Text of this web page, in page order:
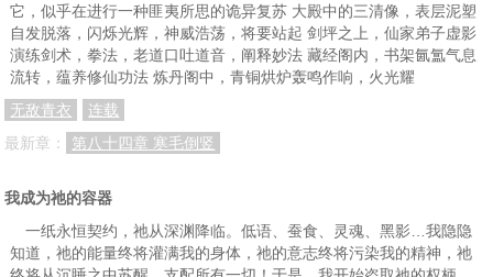
它，似乎在进行一种匪夷所思的诡异复苏 大殿中的三清像，表层泥塑
自发脱落，闪烁光辉，神威浩荡，将要站起 剑坪之上，仙家弟子虚影
演练剑术，拳法，老道口吐道音，阐释妙法 藏经阁内，书架氤氲气息
流转，蕴养修仙功法 炼丹阁中，青铜烘炉轰鸣作响，火光耀
无敌青衣
连载
最新章：
第八十四章 寒毛倒竖
我成为祂的容器
一纸永恒契约，祂从深渊降临。低语、蚕食、灵魂、黑影…我隐隐
知道，祂的能量终将灌满我的身体，祂的意志终将污染我的精神，祂